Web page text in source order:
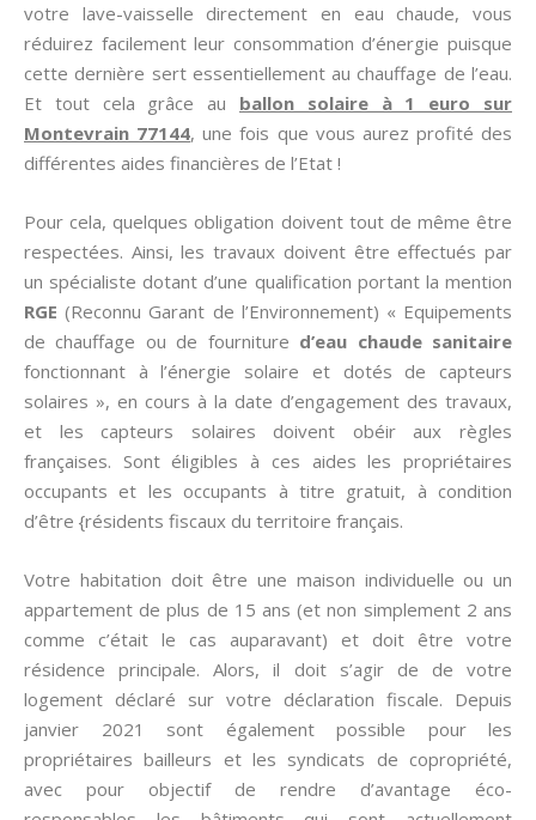
votre lave-vaisselle directement en eau chaude, vous
réduirez facilement leur consommation d’énergie puisque
cette dernière sert essentiellement au chauffage de l’eau.
Et tout cela grâce au ballon solaire à 1 euro sur
Montevrain 77144, une fois que vous aurez profité des
différentes aides financières de l’Etat !
Pour cela, quelques obligation doivent tout de même être
respectées. Ainsi, les travaux doivent être effectués par
un spécialiste dotant d’une qualification portant la mention
RGE(Reconnu Garant de l’Environnement) « Equipements
de chauffage ou de fourniture d’eau chaude sanitaire
fonctionnant à l’énergie solaire et dotés de capteurs
solaires », en cours à la date d’engagement des travaux,
et les capteurs solaires doivent obéir aux règles
françaises. Sont éligibles à ces aides les propriétaires
occupants et les occupants à titre gratuit, à condition
d’être {résidents fiscaux du territoire français.
Votre habitation doit être une maison individuelle ou un
appartement de plus de 15 ans (et non simplement 2 ans
comme c’était le cas auparavant) et doit être votre
résidence principale. Alors, il doit s’agir de de votre
logement déclaré sur votre déclaration fiscale. Depuis
janvier 2021 sont également possible pour les
propriétaires bailleurs et les syndicats de copropriété,
avec pour objectif de rendre d’avantage éco-